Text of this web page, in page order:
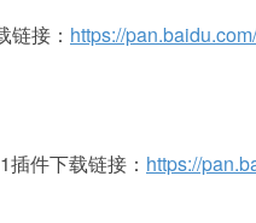
链接： https://
插件下载链接： https://